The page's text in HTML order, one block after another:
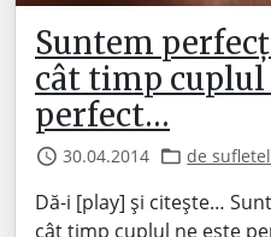
Suntem
cât timp cuplul
perfect…
30.04.2014 de sufletel
Dă-i [play] și citește…
cât timp cuplul ne este